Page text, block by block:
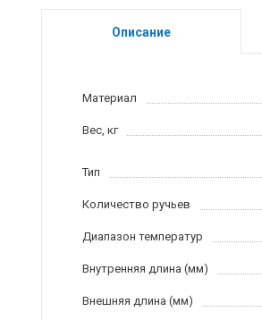
Описание
Материал
Вес, кг
Тип
Количество ручьев
Диапазон температур
Внутренняя длина (мм)
Внешняя длина (мм)